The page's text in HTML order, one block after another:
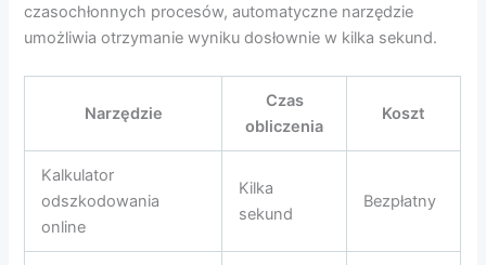
czasochłonnych procesów, automatyczne narzędzie
umożliwia otrzymanie wyniku dosłownie w kilka sekund.
Narzędzie
Czas
obliczenia
Koszt
Kalkulator
odszkodowania
online
Kilka
sekund
Bezpłatny